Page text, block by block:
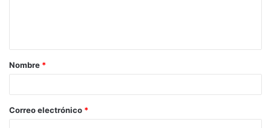
Nombre *
Correo electrónico *